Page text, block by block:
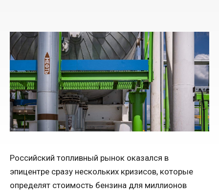
Российский топливный рынок оказался в
эпицентре сразу нескольких кризисов, которые
определят стоимость бензина для миллионов